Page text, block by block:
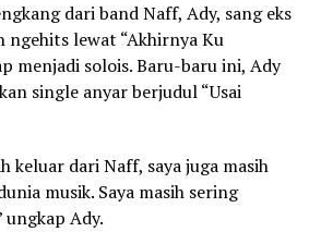
dari band Naff, Ady, sang eks
ngehits lewat “Akhirnya Ku
menjadi solois. Baru-baru ini, Ady
single anyar berjudul “Usai
keluar dari Naff, saya juga masih
musik. Saya masih sering
ungkap Ady.